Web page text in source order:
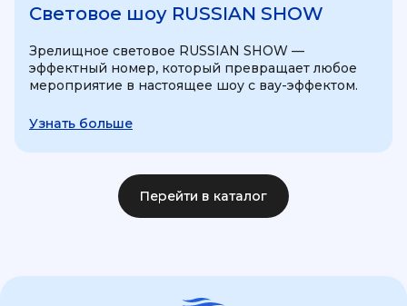
Световое шоу RUSSIAN SHOW
Зрелищное световое RUSSIAN SHOW —
эффектный номер, который превращает любое
мероприятие в настоящее шоу с вау-эффектом.
Узнать больше
Перейти в каталог